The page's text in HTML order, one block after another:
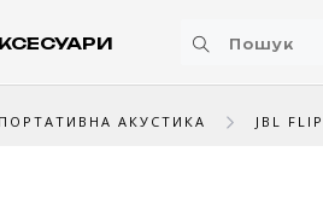
ПОРТАТИВНА АКУСТИКА JBL